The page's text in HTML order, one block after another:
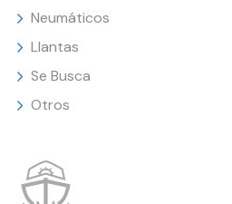
Neumáticos
Llantas
Se Busca
Otros